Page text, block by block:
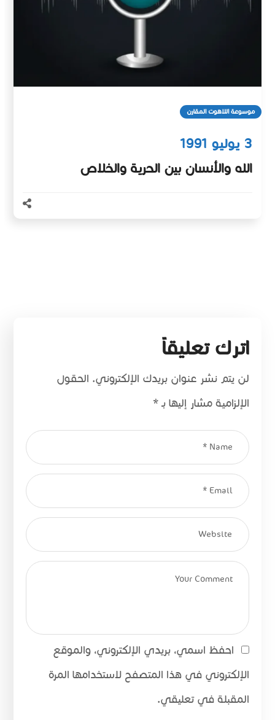
موسوعة اللاهوت المقارن
3 يوليو 1991
الله والأنسان بين الحرية والخلاص
اترك تعليقاً
لن يتم نشر عنوان بريدك الإلكتروني. الحقول
الإلزامية مشار إليها بـ*
احفظ اسمي، بريدي الإلكتروني، والموقع
الإلكتروني في هذا المتصفح لاستخدامها المرة
المقبلة في تعليقي.